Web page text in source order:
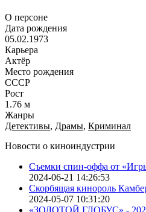
О персоне
Дата рождения
05.02.1973
Карьера
Актёр
Место рождения
СССР
Рост
1.76 м
Жанры
Детективы, Драмы, Криминал
Новости о киноиндустрии
Съемки спин-оффа от
2024-06-21 14:26:53
Скорбящая кинороль
2024-05-07 10:31:20
«ЗОЛОТОЙ ГЛОБУС» - 2024